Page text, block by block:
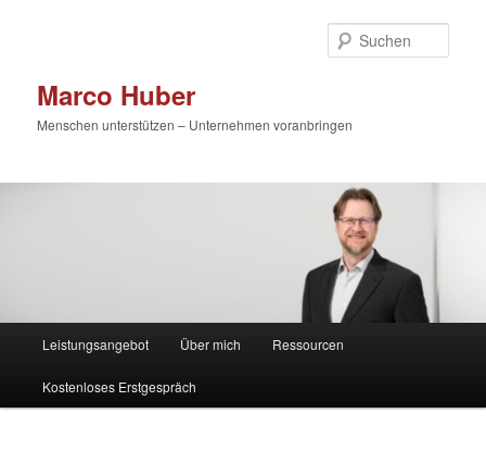
Marco Huber
Menschen unterstützen – Unternehmen voranbringen
Leistungsangebot Über mich Ressourcen
Kostenloses Erstgespräch